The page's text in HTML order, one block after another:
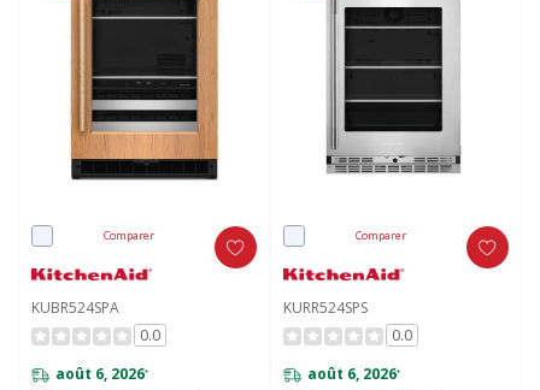
Comparer
KUBR524SPA
0.0
août 6, 2026*
Comparer
KURR524SPS
0.0
août 6, 2026*